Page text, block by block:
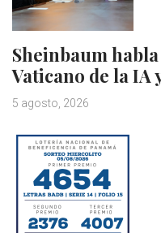
Sheinbaum
Vaticano de la IA
5 agosto, 2026